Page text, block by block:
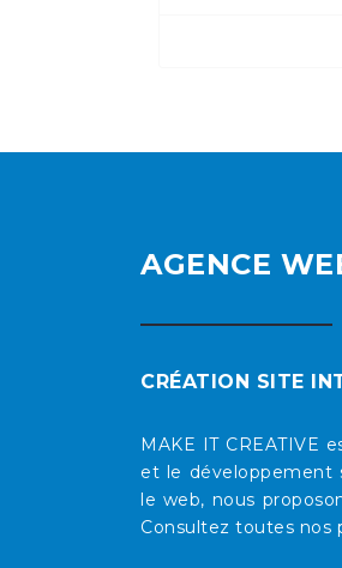
AGENCE
CRÉATION SITE
MAKE IT CREATIVE
et le développement
le web, nous
Consultez toutes nos